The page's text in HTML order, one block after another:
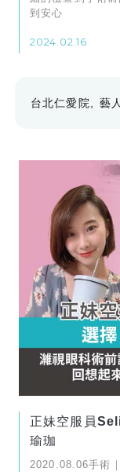
到安心
2024.02.16
台北仁愛院 藝
正妹空服員
瑜珈
2020.08.06手術